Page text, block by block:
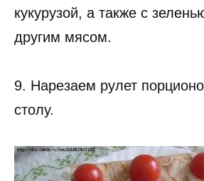
кукурузой, а также с
другим мясом.
9. Нарезаем рулет
столу.